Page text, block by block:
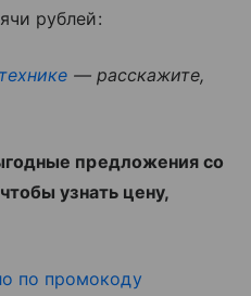
рублей:
— расскажите,
предложения со
узнать цену,
по промокоду